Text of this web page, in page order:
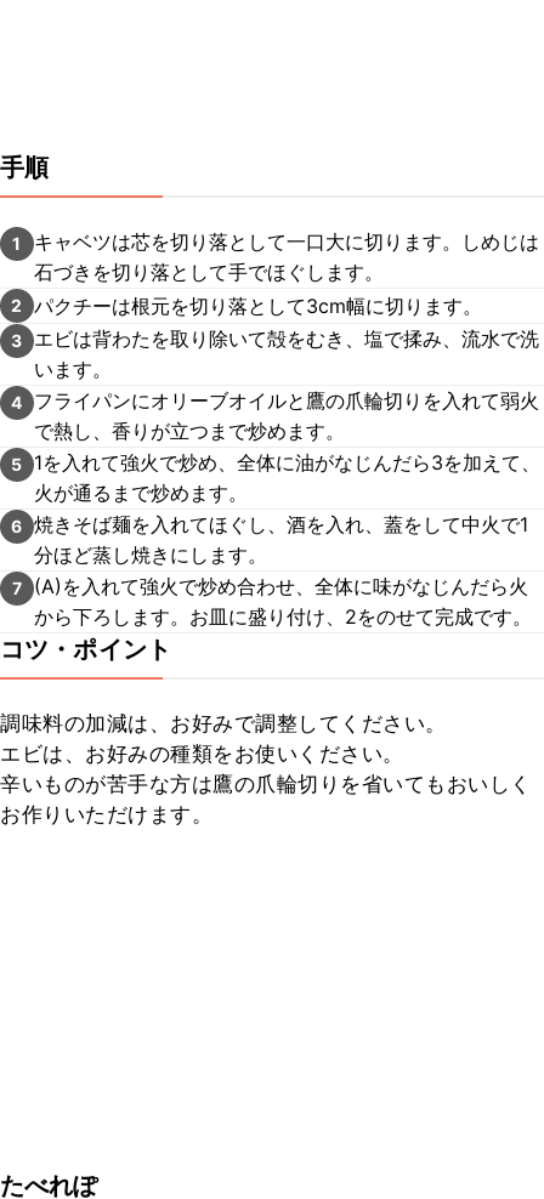
手順
1
キャベツは芯を切り落として一口大に切ります。しめじは
石づきを切り落として手でほぐします。
2 パクチーは根元を切り落として3cm幅に切ります。
3
エビは背わたを取り除いて殻をむき、塩で揉み、流水で洗
います。
4
フライパンにオリーブオイルと鷹の爪輪切りを入れて弱火
で熱し、香りが立つまで炒めます。
5
1を入れて強火で炒め、全体に油がなじんだら3を加えて、
火が通るまで炒めます。
6 焼きそば麺を入れてほぐし、酒を入れ、蓋をして中火で1
分ほど蒸し焼きにします。
7
(A)を入れて強火で炒め合わせ、全体に味がなじんだら火
から下ろします。お皿に盛り付け、2をのせて完成です。
コツ・ポイント
調味料の加減は、お好みで調整してください。
エビは、お好みの種類をお使いください。
辛いものが苦手な方は鷹の爪輪切りを省いてもおいしく
お作りいただけます。
たべれぽ